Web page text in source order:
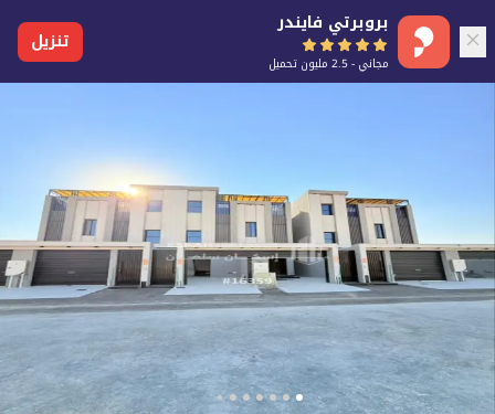
بروبرتي فايندر
مجاني - 2.5 مليون تحميل
تنزيل